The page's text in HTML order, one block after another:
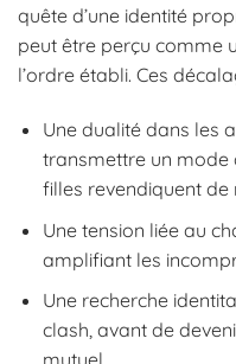
quête d’une identité
peut être perçu comme
l’ordre établi. Ces
Une dualité dans les
transmettre un mode
filles revendiquent de
Une tension liée au
amplifiant les
Une recherche
clash, avant de